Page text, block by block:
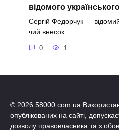
відомого
Сергій Федорчук — відомий
чий внесок
0 1
© 2026 58000.com.ua
опублікованих на сайті,
дозволу правовласника та з